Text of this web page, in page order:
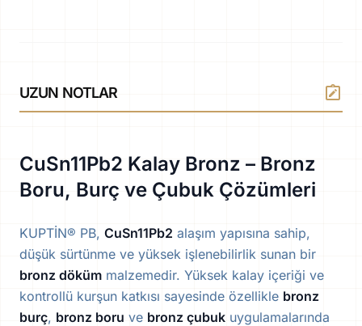
UZUN NOTLAR note_alt
CuSn11Pb2 Kalay Bronz – Bronz
Boru, Burç ve Çubuk Çözümleri
KUPTİN® PB, CuSn11Pb2 alaşım yapısına sahip,
düşük sürtünme ve yüksek işlenebilirlik sunan bir
bronz döküm malzemedir. Yüksek kalay içeriği ve
kontrollü kurşun katkısı sayesinde özellikle bronz
burç, bronz boru ve bronz çubuk uygulamalarında